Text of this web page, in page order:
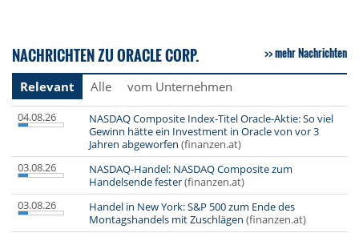
NACHRICHTEN ZU ORACLE CORP. mehr Nachrichten
Relevant Alle vom Unternehmen
04.08.26
NASDAQ Composite Index-Titel Oracle-Aktie: So viel
Gewinn hätte ein Investment in Oracle von vor 3
Jahren abgeworfen (finanzen.at)
03.08.26
NASDAQ-Handel: NASDAQ Composite zum
Handelsende fester(finanzen.at)
03.08.26
Handel in New York: S&P 500 zum Ende des
Montagshandels mit Zuschlägen (finanzen.at)